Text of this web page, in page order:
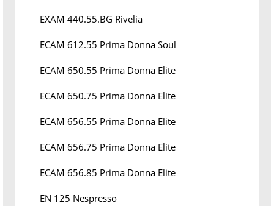
EXAM 440.55.BG Rivelia
ECAM 612.55 Prima Donna Soul
ECAM 650.55 Prima Donna Elite
ECAM 650.75 Prima Donna Elite
ECAM 656.55 Prima Donna Elite
ECAM 656.75 Prima Donna Elite
ECAM 656.85 Prima Donna Elite
EN 125 Nespresso